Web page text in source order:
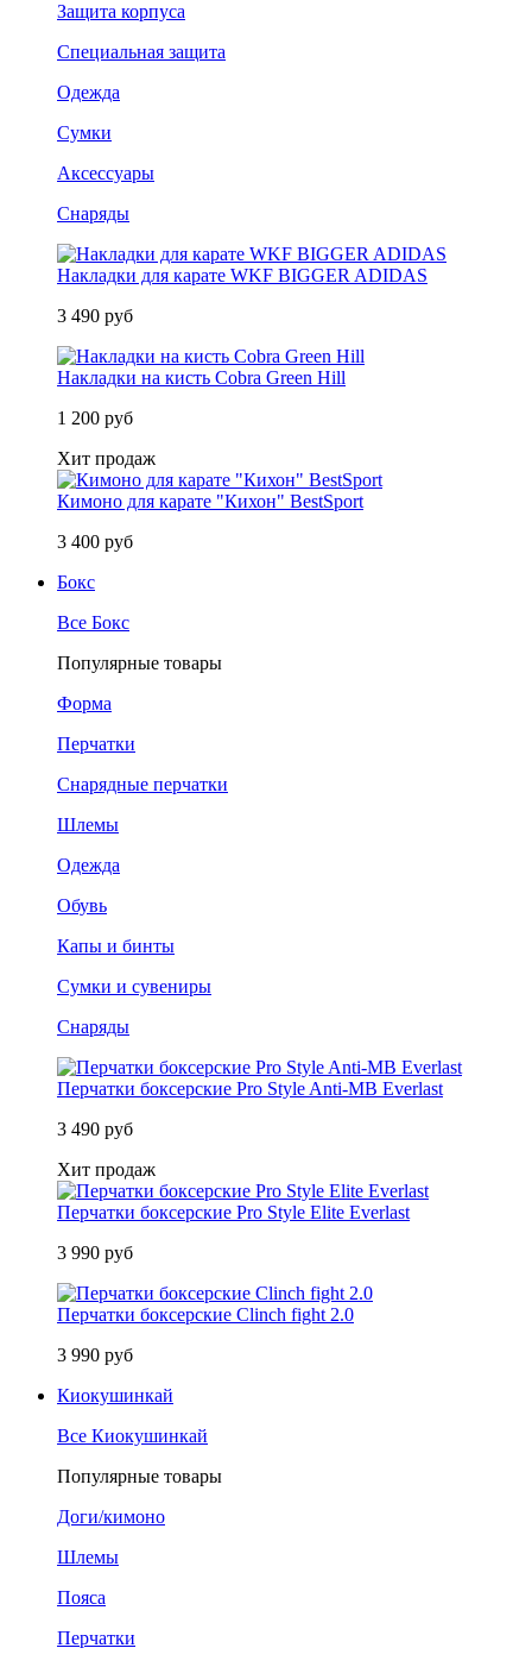
Защита корпуса
Специальная защита
Одежда
Сумки
Аксессуары
Снаряды
Накладки для карате WKF BIGGER ADIDAS
3 490 руб
Накладки на кисть Cobra Green Hill
1 200 руб
Хит продаж
Кимоно для карате "Кихон" BestSport
3 400 руб
Бокс
Все Бокс
Популярные товары
Форма
Перчатки
Снарядные перчатки
Шлемы
Одежда
Обувь
Капы и бинты
Сумки и сувениры
Снаряды
Перчатки боксерские Pro Style Anti-MB Everlast
3 490 руб
Хит продаж
Перчатки боксерские Pro Style Elite Everlast
3 990 руб
Перчатки боксерские Clinch fight 2.0
3 990 руб
Киокушинкай
Все Киокушинкай
Популярные товары
Доги/кимоно
Шлемы
Пояса
Перчатки